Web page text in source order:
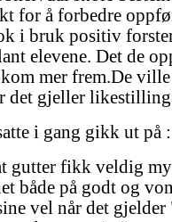
for å forbedre
i bruk positiv
elevene. Det de
mer frem.De
det gjeller
i gang gikk ut på :
gutter fikk veldig
både på godt og
vel når det